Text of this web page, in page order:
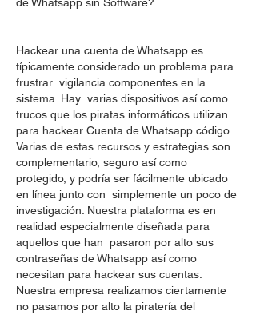
de Whatsapp sin Software?
Hackear una cuenta de Whatsapp es
típicamente considerado un problema para
frustrar  vigilancia componentes en la
sistema. Hay  varias dispositivos así como
trucos que los piratas informáticos utilizan
para hackear Cuenta de Whatsapp código.
Varias de estas recursos y estrategias son
complementario, seguro así como
protegido, y podría ser fácilmente ubicado
en línea junto con  simplemente un poco de
investigación. Nuestra plataforma es en
realidad especialmente diseñada para
aquellos que han  pasaron por alto sus
contraseñas de Whatsapp así como
necesitan para hackear sus cuentas.
Nuestra empresa realizamos ciertamente
no pasamos por alto la piratería del